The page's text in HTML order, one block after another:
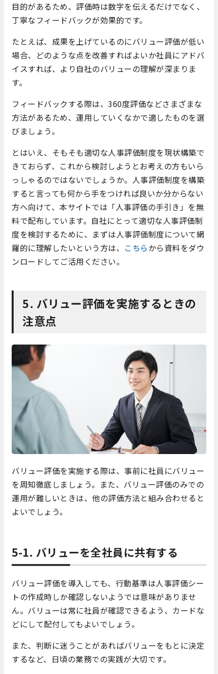
目的があるため、評価時は数字を伝えるだけでなく、
丁寧なフィードバックが効果的です。
たとえば、成果を上げているのにバリュー評価が低い
場合、どのような点を改善すればよいか社員にアドバ
イスすれば、より自社のバリューの理解が深まりま
す。
フィードバックする際は、360度評価などさまざまな
方法があるため、運用していくなかで適したものを選
びましょう。
とはいえ、そもそも適切な人事評価制度を現状構築で
きておらず、これから検討しようとお考えの方もいら
っしゃるのではないでしょうか。人事評価制度を構築
すると言っても何から手をつければ良いか分からない
方へ向けて、本サイトでは「人事評価の手引き」を無
料で配布しています。自社にとって適切な人事評価制
度を検討するために、まずは人事評価制度について網
羅的に理解したいという方は、 こちらから資料をダウ
ンロードしてご活用ください。
5. バリュー評価を実施するときの
注意点
バリュー評価を実施する際は、事前に社員にバリュー
を周知徹底しましょう。また、バリュー評価のみでの
運用が難しいときは、他の評価方法と組み合わせると
よいでしょう。
5-1. バリューを全社員に共有する
バリュー評価を導入しても、行動基準は人事評価シー
トの作成時しか確認しないようでは意味がありませ
ん。バリューは常に社員が確認できるよう、カードな
どにして配付してもよいでしょう。
また、判断に迷うことがあればバリューをもとに決定
するなど、日頃の業務での実践が大切です。